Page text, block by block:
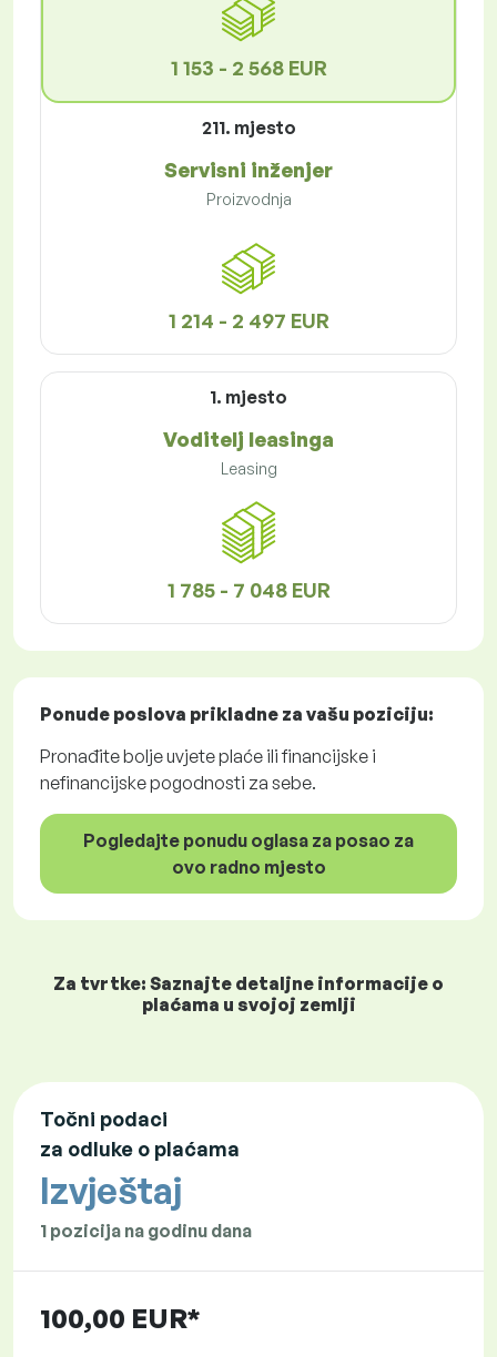
1 153 - 2 568 EUR
211. mjesto
Servisni inženjer
Proizvodnja
1 214 - 2 497 EUR
1. mjesto
Voditelj leasinga
Leasing
1 785 - 7 048 EUR
Ponude poslova prikladne za vašu poziciju:
Pronađite bolje uvjete plaće ili financijske i
nefinancijske pogodnosti za sebe.
Pogledajte ponudu oglasa za posao za
ovo radno mjesto
Za tvrtke: Saznajte detaljne informacije o
plaćama u svojoj zemlji
Točni podaci
za odluke o plaćama
Izvještaj
1 pozicija na godinu dana
100,00 EUR*